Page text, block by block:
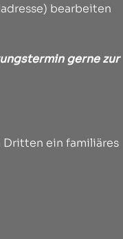
bearbeiten
gerne zur
Dritten ein familiäres